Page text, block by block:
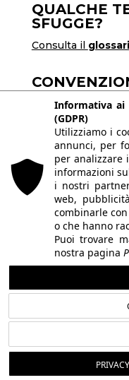
QUALCHE
SFUGGE?
Consulta il
Scopri i vantaggi
© 2026 Istituto
Enrico Caviglia 3,
-
P.IVA
REA MI-1415688
Le immagini del
rispettivi
Informativa ai
(GDPR)
Utilizziamo i
annunci, per
per analizzare
informazioni
i nostri
web,
combinarle
o che hanno
Puoi trovare
nostra pagina